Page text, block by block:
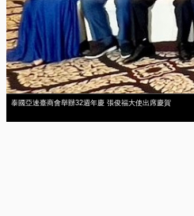
泰國亞速臺商會舉辦32週年慶 張俊福大使出席慶賀